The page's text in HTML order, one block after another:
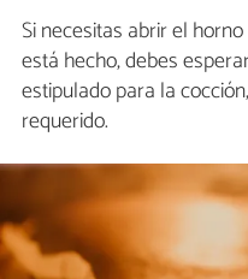
Si necesitas abrir el
está hecho, debes
estipulado para la
requerido.